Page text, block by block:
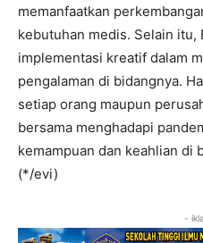
memanfaatkan
kebutuhan medis. Selain itu,
implementasi kreatif dalam
pengalaman di bidangnya.
setiap orang maupun
bersama menghadapi
kemampuan dan keahlian di
(*/evi)
-